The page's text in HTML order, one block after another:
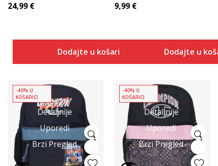
24,99 €
Dodajte u košaricu
9,99 €
Dodajte u
Detaljnije
Uporedi
Brzi Pregled
-40% U
KOŠARICI
Detaljnije
Uporedi
Brzi Pregled
-40% U
KOŠARICI